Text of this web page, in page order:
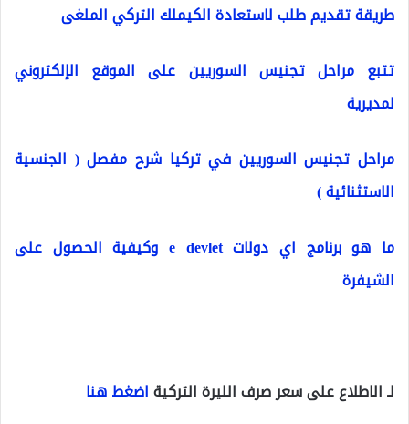
طريقة تقديم طلب لاستعادة الكيملك التركي الملغى
تتبع مراحل تجنيس السوريين على الموقع الإلكتروني
لمديرية
مراحل تجنيس السوريين في تركيا شرح مفصل ( الجنسية
الاستثنائية )
ما هو برنامج اي دولات e devlet وكيفية الحصول على
الشيفرة
لـ الاطلاع على سعر صرف الليرة التركيةاضغط هنا